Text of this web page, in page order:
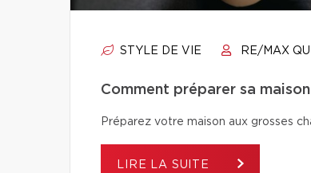
STYLE DE VIE RE/MAX
Comment préparer sa
Préparez votre maison aux grosses
LIRE LA SUITE